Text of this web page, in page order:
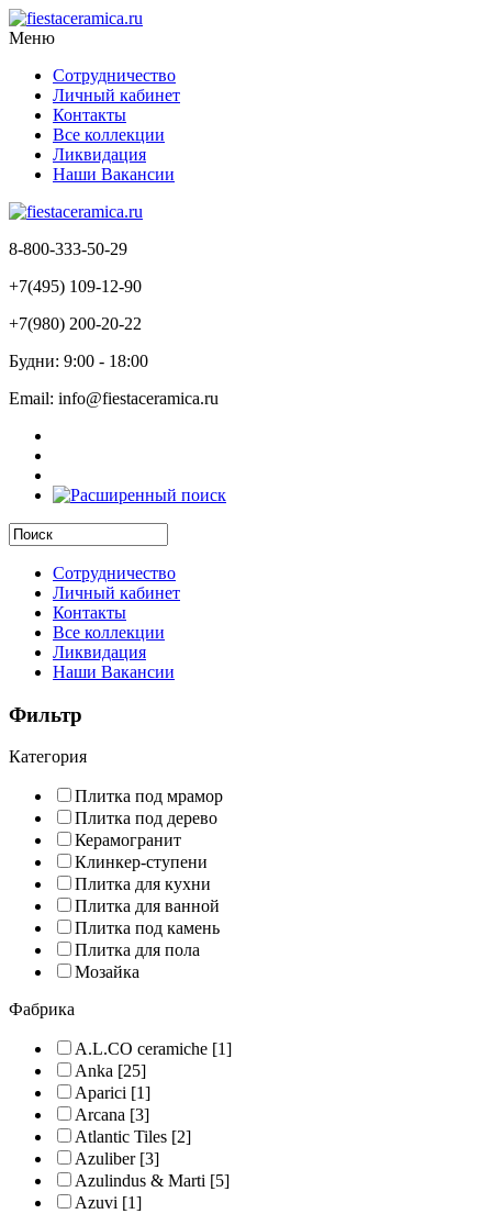
Меню
Сотрудничество
Личный кабинет
Контакты
Все коллекции
Ликвидация
Наши Вакансии
8-800-333-50-29
+7(495) 109-12-90
+7(980) 200-20-22
Будни: 9:00 - 18:00
Email: info@fiestaceramica.ru
Сотрудничество
Личный кабинет
Контакты
Все коллекции
Ликвидация
Наши Вакансии
Фильтр
Категория
Плитка под мрамор
Плитка под дерево
Керамогранит
Клинкер-ступени
Плитка для кухни
Плитка для ванной
Плитка под камень
Плитка для пола
Мозайка
Фабрика
A.L.CO ceramiche [1]
Anka [25]
Aparici [1]
Arcana [3]
Atlantic Tiles [2]
Azuliber[3]
Azulindus & Marti [5]
Azuvi [1]